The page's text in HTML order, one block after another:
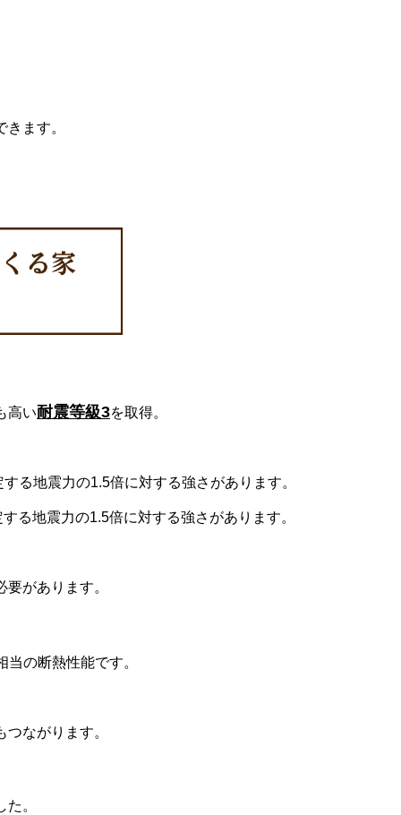
ます。
高い耐震等級3を取得。
る地震力の1.5倍に対する強さがあります。
る地震力の1.5倍に対する強さがあります。
があります。
の断熱性能です。
ながります。
。